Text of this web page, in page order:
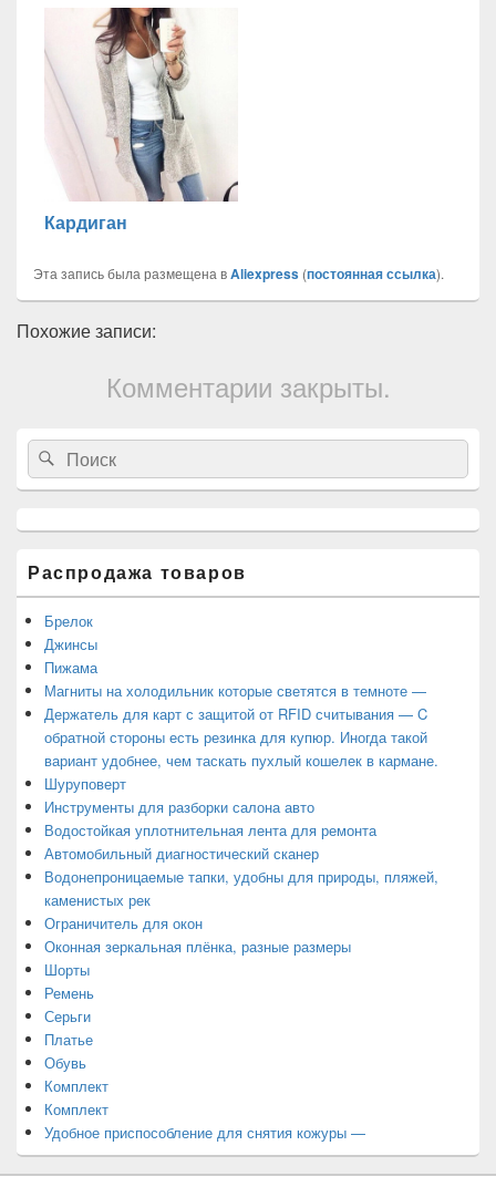
Кардиган
Эта запись была размещена вAliexpress (постоянная ссылка).
Похожие записи:
Комментарии закрыты.
Область
основной
боковой
панели
Search
for:
Search
Распродажа товаров
Брелок
Джинсы
Пижама
Магниты на холодильник которые светятся в темноте —
Держатель для карт с защитой от RFID считывания — C
обратной стороны есть резинка для купюр. Иногда такой
вариант удобнее, чем таскать пухлый кошелек в кармане.
Шуруповерт
Инструменты для разборки салона авто
Водостойкая уплотнительная лента для ремонта
Автомобильный диагностический сканер
Водонепроницаемые тапки, удобны для природы, пляжей,
каменистых рек
Ограничитель для окон
Оконная зеркальная плёнка, разные размеры
Шорты
Ремень
Серьги
Платье
Обувь
Комплект
Комплект
Удобное приспособление для снятия кожуры —